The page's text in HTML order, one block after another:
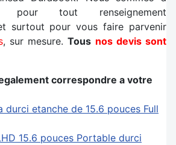
pour tout renseignement
surtout pour vous faire parvenir
, sur mesure.Tous nos devis sont
correspondre a votre
15.6 pouces Portable durci